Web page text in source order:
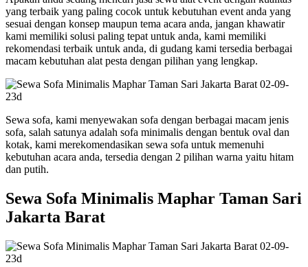
yang terbaik yang paling cocok untuk kebutuhan event anda yang
sesuai dengan konsep maupun tema acara anda, jangan khawatir
kami memiliki solusi paling tepat untuk anda, kami memiliki
rekomendasi terbaik untuk anda, di gudang kami tersedia berbagai
macam kebutuhan alat pesta dengan pilihan yang lengkap.
Sewa sofa, kami menyewakan sofa dengan berbagai macam jenis
sofa, salah satunya adalah sofa minimalis dengan bentuk oval dan
kotak, kami merekomendasikan sewa sofa untuk memenuhi
kebutuhan acara anda, tersedia dengan 2 pilihan warna yaitu hitam
dan putih.
Sewa Sofa Minimalis Maphar Taman Sari
Jakarta Barat